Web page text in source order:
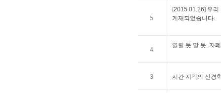
5
[2015.01.26] 우
게재되었습니다.
4
열릴 듯 말 듯, 자
3 시간 지각의 신경